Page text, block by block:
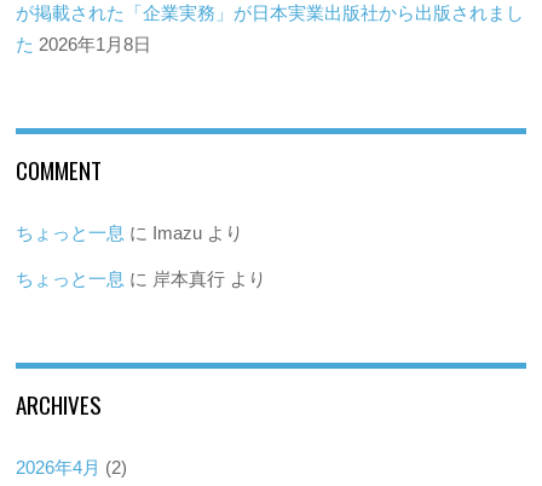
が掲載された「企業実務」が日本実業出版社から出版されまし
た 2026年1月8日
COMMENT
ちょっと一息 に Imazu より
ちょっと一息 に 岸本真行 より
ARCHIVES
2026年4月 (2)